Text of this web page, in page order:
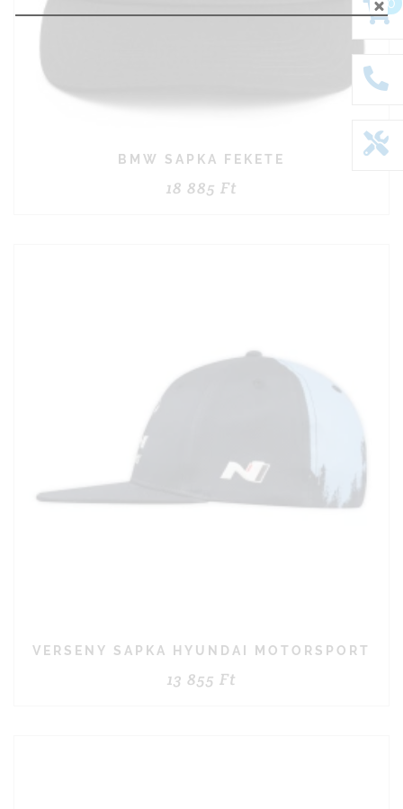
BMW SAPKA FEKETE
18 885 Ft
VERSENY SAPKA HYUNDAI MOTORSPORT
13 855 Ft